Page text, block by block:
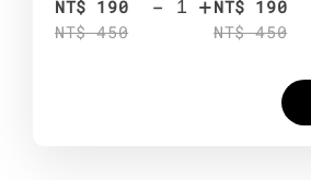
NT$ 190
NT$ 450
NT$ 190
NT$ 450